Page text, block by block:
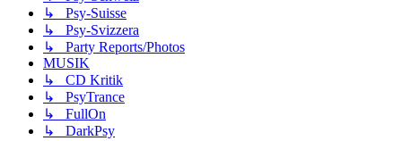
↳ Psy-Suisse
↳ Psy-Svizzera
↳ Party Reports/Photos
MUSIK
↳ CD Kritik
↳ PsyTrance
↳ FullOn
↳ DarkPsy